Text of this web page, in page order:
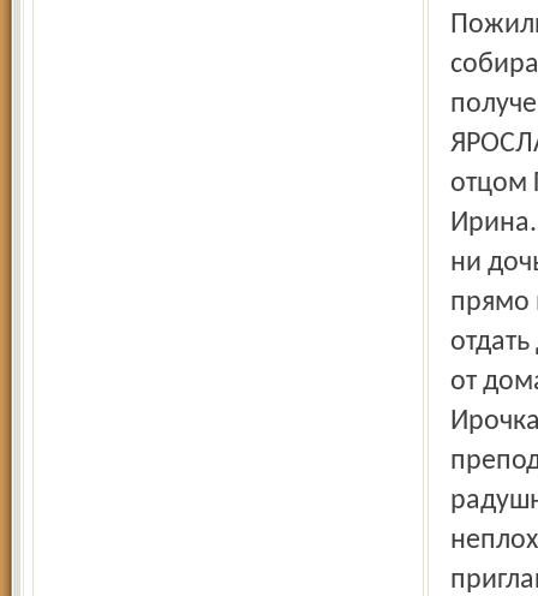
отцом
ни
прямо
от